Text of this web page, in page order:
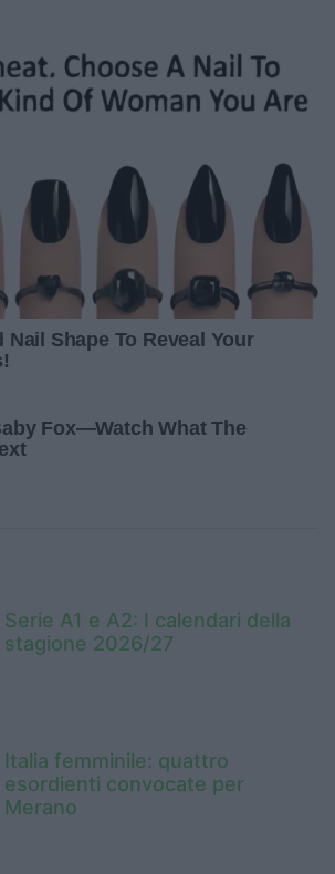
Serie A1 e A2: I calendari della
stagione 2026/27
Italia femminile: quattro
esordienti convocate per
Merano